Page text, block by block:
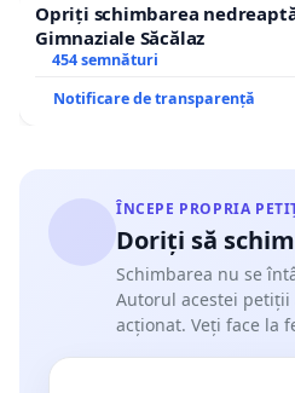
Opriți schimbarea
Gimnaziale Săcălaz
454 semnături
Notificare de transparență
ÎNCEPE PROPRIA
Doriți să
Schimbarea nu se
Autorul acestei
acționat. Veți face la